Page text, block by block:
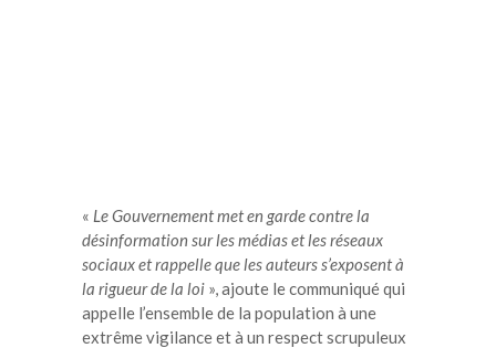
« Le Gouvernement met en garde contre la
désinformation sur les médias et les réseaux
sociaux et rappelle que les auteurs s’exposent à
la rigueur de la loi », ajoute le communiqué qui
appelle l’ensemble de la population à une
extrême vigilance et à un respect scrupuleux